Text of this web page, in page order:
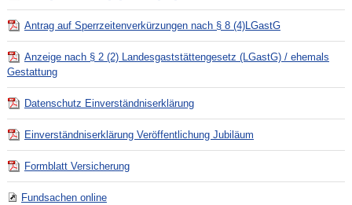
Antrag auf Sperrzeitenverkürzungen nach § 8 (4)LGastG
Anzeige nach § 2 (2) Landesgaststättengesetz (LGastG) / ehemals
Gestattung
Datenschutz Einverständniserklärung
Einverständniserklärung Veröffentlichung Jubiläum
Formblatt Versicherung
Fundsachen online